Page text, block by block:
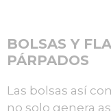
BOLSAS Y
PÁRPADOS
Las bolsas así
no solo genera